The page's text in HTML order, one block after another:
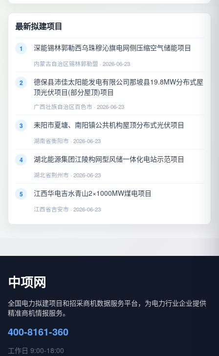
最新拟建项目
1 深能锡林郭勒西乌珠穆沁旗电网侧压缩空气储能项目
内蒙古自治区锡林郭勒盟 · 2026-06-23
2
德保县沛佳太阳能发电有限公司那坡县19.8MW分布式屋
顶光伏项目(部分屋顶)项目
广西壮族自治区百色市 · 2026-06-23
3 耒阳市夏塘、南阳镇公共机构屋顶分布式光伏项目
湖南省衡阳市 · 2026-06-23
4 湖北能源集团江陵构网型风储一体化电站示范项目
湖北省荆州市 · 2026-06-23
5 江西华电吉水青山2×1000MW煤电项目
江西省吉安市 · 2026-06-23
中项网
全国电力拟建项目和招采商机数据服务平台，为电力行业企业提供
精准商机情报服务。
400-8161-360
工作日 9:00-18:00